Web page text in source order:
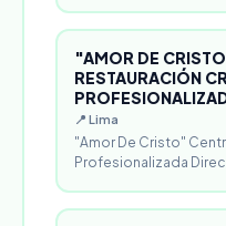
"AMOR DE
RESTAURACIÓN
📍 Lima
"Amor De Cristo"
Profesionalizada